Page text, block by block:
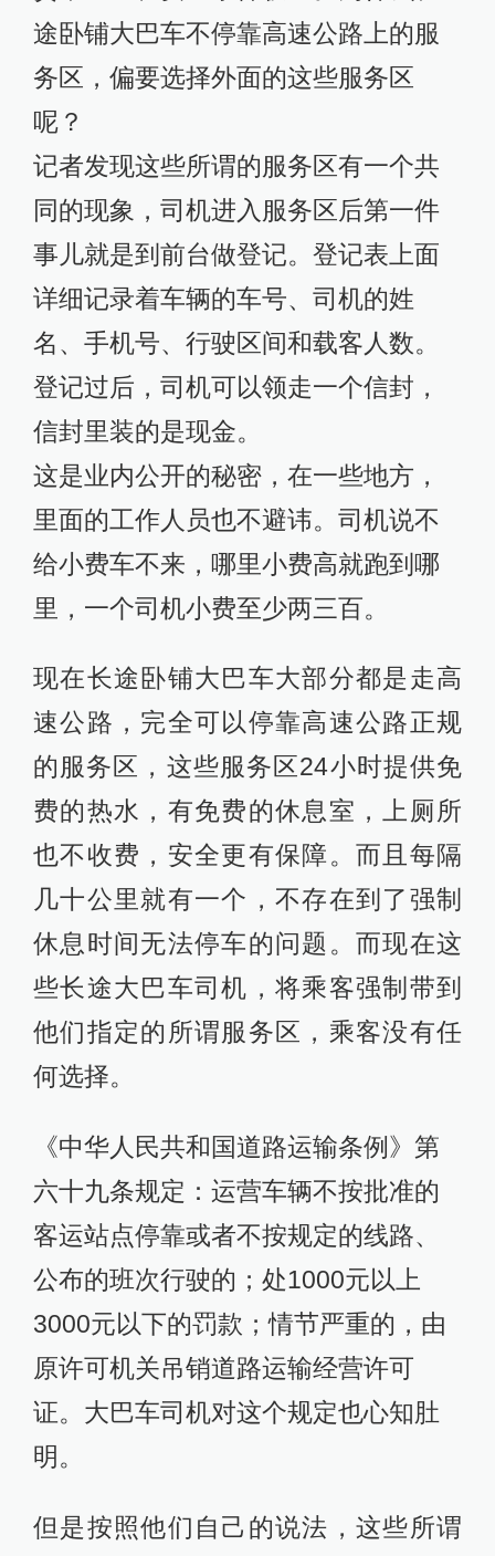
途卧铺大巴车不停靠高速公路上的服
务区，偏要选择外面的这些服务区
呢？
记者发现这些所谓的服务区有一个共
同的现象，司机进入服务区后第一件
事儿就是到前台做登记。登记表上面
详细记录着车辆的车号、司机的姓
名、手机号、行驶区间和载客人数。
登记过后，司机可以领走一个信封，
信封里装的是现金。
这是业内公开的秘密，在一些地方，
里面的工作人员也不避讳。司机说不
给小费车不来，哪里小费高就跑到哪
里，一个司机小费至少两三百。
现在长途卧铺大巴车大部分都是走高
速公路，完全可以停靠高速公路正规
的服务区，这些服务区24小时提供免
费的热水，有免费的休息室，上厕所
也不收费，安全更有保障。而且每隔
几十公里就有一个，不存在到了强制
休息时间无法停车的问题。而现在这
些长途大巴车司机，将乘客强制带到
他们指定的所谓服务区，乘客没有任
何选择。
《中华人民共和国道路运输条例》第
六十九条规定：运营车辆不按批准的
客运站点停靠或者不按规定的线路、
公布的班次行驶的；处1000元以上
3000元以下的罚款；情节严重的，由
原许可机关吊销道路运输经营许可
证。大巴车司机对这个规定也心知肚
明。
但是按照他们自己的说法，这些所谓